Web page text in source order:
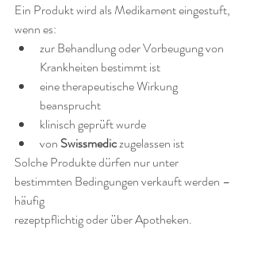
Ein Produkt wird als Medikament eingestuft,
wenn es:
zur Behandlung oder Vorbeugung von
Krankheiten bestimmt ist
eine therapeutische Wirkung
beansprucht
klinisch geprüft wurde
von Swissmedic zugelassen ist
Solche Produkte dürfen nur unter
bestimmten Bedingungen verkauft werden –
häufig
rezeptpflichtig oder über Apotheken.